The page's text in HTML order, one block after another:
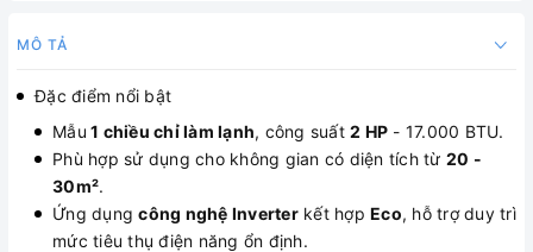
MÔ TẢ
Đặc điểm nổi bật
Mẫu 1 chiều chỉ làm lạnh, công suất 2 HP - 17.000 BTU.
Phù hợp sử dụng cho không gian có diện tích từ 20 -
30m².
Ứng dụng công nghệ Inverter kết hợp Eco, hỗ trợ duy trì
mức tiêu thụ điện năng ổn định.